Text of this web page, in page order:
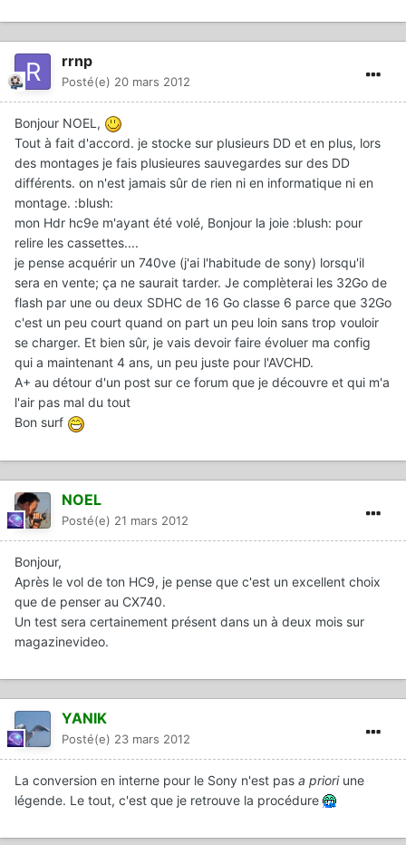
rrnp
Posté(e) 20 mars 2012
Bonjour NOEL,
Tout à fait d'accord. je stocke sur plusieurs DD et en plus, lors
des montages je fais plusieures sauvegardes sur des DD
différents. on n'est jamais sûr de rien ni en informatique ni en
montage. :blush:
mon Hdr hc9e m'ayant été volé, Bonjour la joie :blush: pour
relire les cassettes....
je pense acquérir un 740ve (j'ai l'habitude de sony) lorsqu'il
sera en vente; ça ne saurait tarder. Je complèterai les 32Go de
flash par une ou deux SDHC de 16 Go classe 6 parce que 32Go
c'est un peu court quand on part un peu loin sans trop vouloir
se charger. Et bien sûr, je vais devoir faire évoluer ma config
qui a maintenant 4 ans, un peu juste pour l'AVCHD.
A+ au détour d'un post sur ce forum que je découvre et qui m'a
l'air pas mal du tout
Bon surf
NOEL
Posté(e) 21 mars 2012
Bonjour,
Après le vol de ton HC9, je pense que c'est un excellent choix
que de penser au CX740.
Un test sera certainement présent dans un à deux mois sur
magazinevideo.
YANIK
Posté(e) 23 mars 2012
La conversion en interne pour le Sony n'est pas a prioriune
légende. Le tout, c'est que je retrouve la procédure